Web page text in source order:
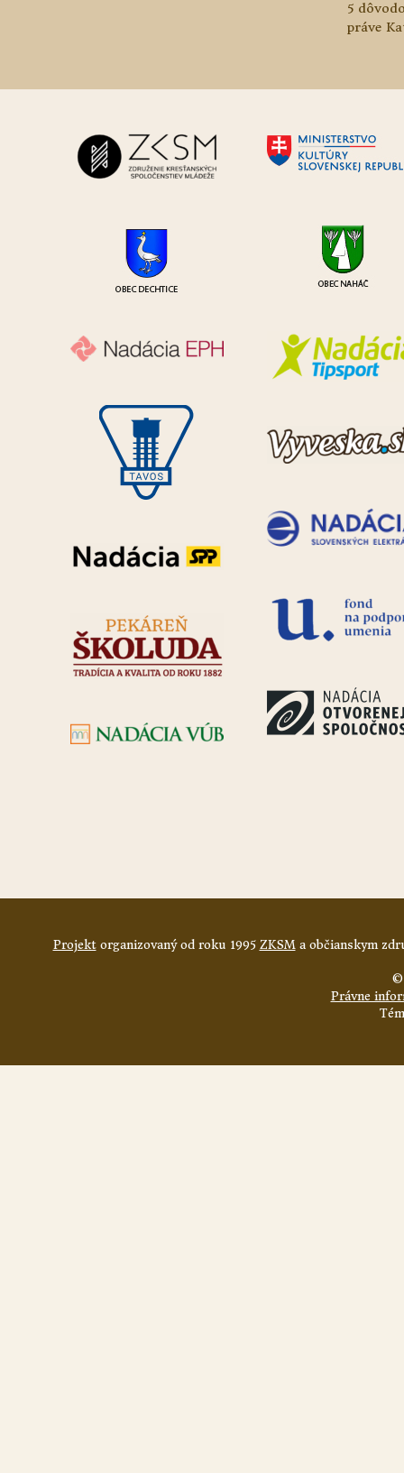
5
práve
Projektorganizovaný od roku 1995 ZKSMa občianskym
©
Právne